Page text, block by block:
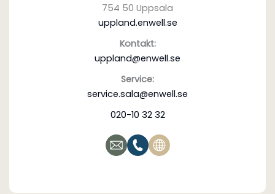
754 50 Uppsala
uppland.enwell.se
Kontakt:
uppland@enwell.se
Service:
service.sala@enwell.se
020-10 32 32